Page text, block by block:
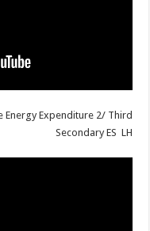
Energy Expenditure 2/ Third
Secondary ES LH